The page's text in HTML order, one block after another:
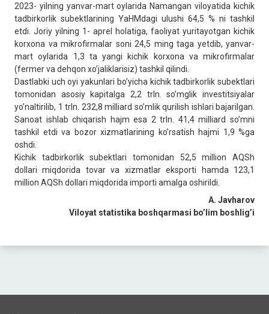
2023- yilning yanvar-mart oylarida Namangan viloyatida kichik
tadbirkorlik subektlarining YaHMdagi ulushi 64,5 % ni tashkil
etdi. Joriy yilning 1- aprel holatiga, faoliyat yuritayotgan kichik
korxona va mikrofirmalar soni 24,5 ming taga yetdib, yanvar-
mart oylarida 1,3 ta yangi kichik korxona va mikrofirmalar
(fermer va dehqon xoʼjaliklarisiz) tashkil qilindi.
Dastlabki uch oyi yakunlari boʼyicha kichik tadbirkorlik subektlari
tomonidan asosiy kapitalga 2,2 trln. soʼmglik investitsiyalar
yoʼnaltirilib, 1 trln. 232,8 milliard soʼmlik qurilish ishlari bajarilgan.
Sanoat ishlab chiqarish hajm esa 2 trln. 41,4 milliard soʼmni
tashkil etdi va bozor xizmatlarining koʼrsatish hajmi 1,9 %ga
oshdi.
Kichik tadbirkorlik subektlari tomonidan 52,5 million АQSh
dollari miqdorida tovar va xizmatlar eksporti hamda 123,1
million АQSh dollari miqdorida importi amalga oshirildi.
А. Javharov
Viloyat statistika boshqarmasi boʼlim boshligʼi